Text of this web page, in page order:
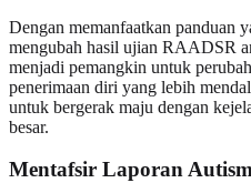
Dengan memanfaatkan panduan
mengubah hasil ujian RAADSR
menjadi pemangkin untuk
penerimaan diri yang lebih
untuk bergerak maju dengan
besar.
Mentafsir Laporan